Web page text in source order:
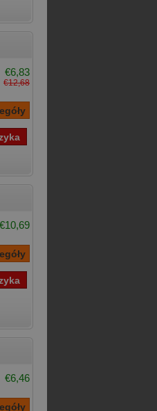
€6,83
€12,68
€10,69
€6,46